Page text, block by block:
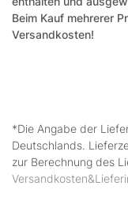
Beim Kauf mehrerer
Versandkosten!
*Die Angabe der
Deutschlands.
zur Berechnung des